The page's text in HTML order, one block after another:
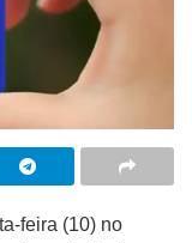
feira (10) no